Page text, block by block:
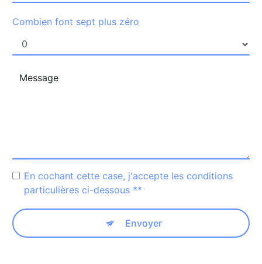
Combien font sept plus zéro
En cochant cette case, j'accepte les conditions
particulières ci-dessous **
Envoyer